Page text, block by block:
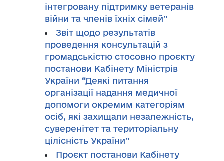
інтегровану підтримку ветеранів
війни та членів їхніх сімей”
Звіт щодо результатів
проведення консультацій з
громадськістю стосовно проєкту
постанови Кабінету Міністрів
України “Деякі питання
організації надання медичної
допомоги окремим категоріям
осіб, які захищали незалежність,
суверенітет та територіальну
цілісність України”
Проєкт постанови Кабінету